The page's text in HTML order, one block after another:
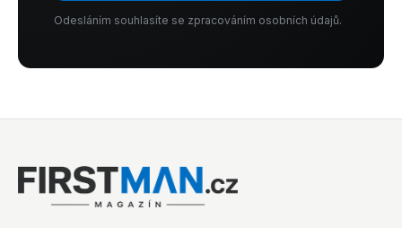
Odesláním souhlasíte se zpracováním osobních údajů.